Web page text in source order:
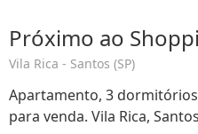
Próximo ao
Vila Rica - Santos (SP)
Apartamento, 3 dormitórios
para venda. Vila Rica,